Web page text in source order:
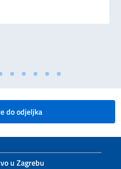
do odjeljka
u Zagrebu